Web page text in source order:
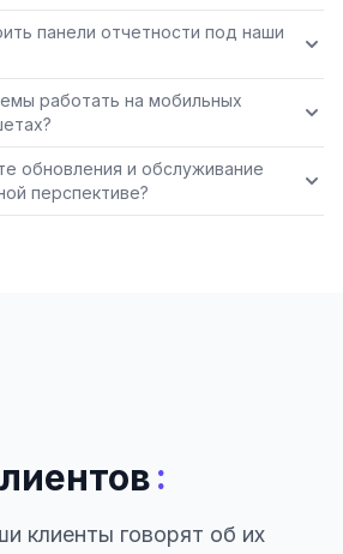
панели отчетности под наши
работать на мобильных
обновления и обслуживание
перспективе?
:
клиенты говорят об их